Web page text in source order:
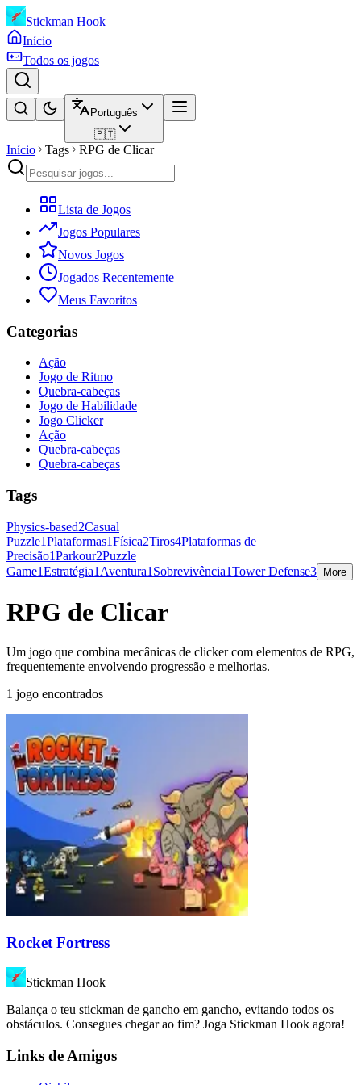
Stickman Hook
Início
Todos os jogos
Português
🇵🇹
Início Tags RPG de Clicar
Lista de Jogos
Jogos Populares
Novos Jogos
Jogados Recentemente
Meus Favoritos
Categorias
Ação
Jogo de Ritmo
Quebra-cabeças
Jogo de Habilidade
Jogo Clicker
Ação
Quebra-cabeças
Quebra-cabeças
Tags
Physics-based2Casual
Puzzle1Plataformas1Física2Tiros4Plataformas de
Precisão1Parkour2Puzzle
Game1Estratégia1 Aventura1 Sobrevivência1Tower Defense3 More
RPG de Clicar
Um jogo que combina mecânicas de clicker com elementos de RPG,
frequentemente envolvendo progressão e melhorias.
1 jogo encontrados
Rocket Fortress
Stickman Hook
Balança o teu stickman de gancho em gancho, evitando todos os
obstáculos. Consegues chegar ao fim? Joga Stickman Hook agora!
Links de Amigos